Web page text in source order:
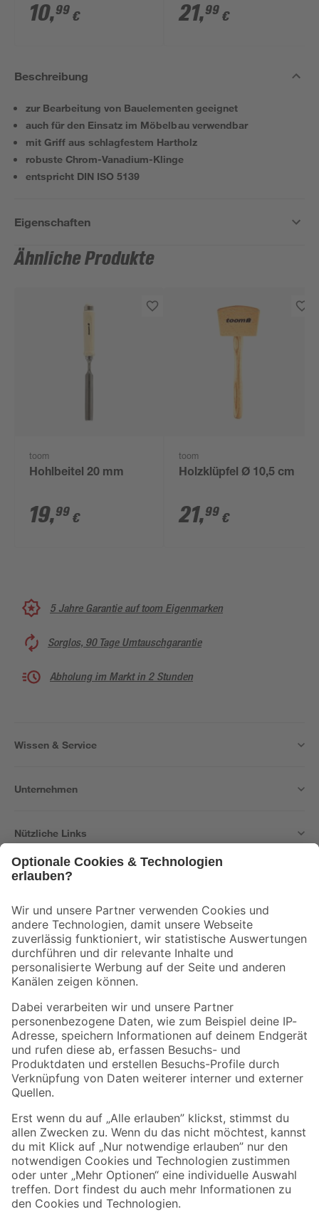
10,99 € 21,99 €
Beschreibung
zur Bearbeitung von Bauelementen geeignet
auch für den Einsatz im Möbelbau verwendbar
mit Griff aus schlagfestem Hartholz
robuste Chrom-Vanadium-Klinge
entspricht DIN ISO 5139
Eigenschaften
Ähnliche Produkte
toom
Hohlbeitel 20 mm
19,99 €
toom
Holzklüpfel Ø 10,5 cm
21,99 €
5 Jahre Garantie auf toom Eigenmarken
Sorglos, 90 Tage Umtauschgarantie
Abholung im Markt in 2 Stunden
Wissen & Service
Unternehmen
Nützliche Links
Der toom Newsletter: Keine Angebote und Aktionen mehr verpassen!
Zur Newsletter Anmeldung
Folge uns
Zahlungsarten Versandarten
Sicher einkaufen
Jetzt die toom-App herunterladen